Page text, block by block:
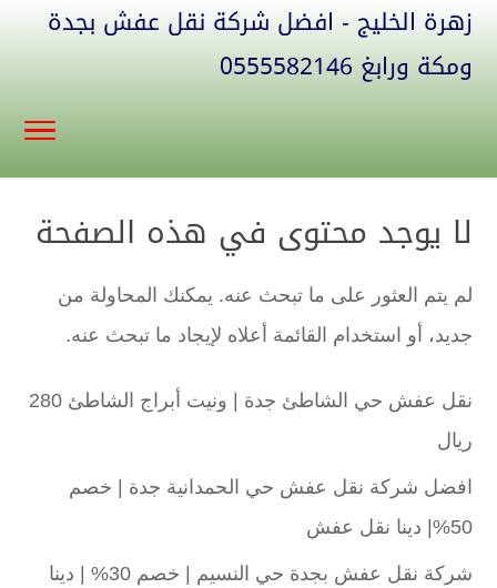
زهرة الخليج - افضل شركة نقل عفش بجدة
ومكة ورابغ 0555582146
لا يوجد محتوى في هذه الصفحة
لم يتم العثور على ما تبحث عنه. يمكنك المحاولة من
جديد، أو استخدام القائمة أعلاه لإيجاد ما تبحث عنه.
نقل عفش حي الشاطئ جدة | ونيت أبراج الشاطئ 280
ريال
افضل شركة نقل عفش حي الحمدانية جدة | خصم
50%| دينا نقل عفش
شركة نقل عفش بجدة حي النسيم | خصم 30% | دينا